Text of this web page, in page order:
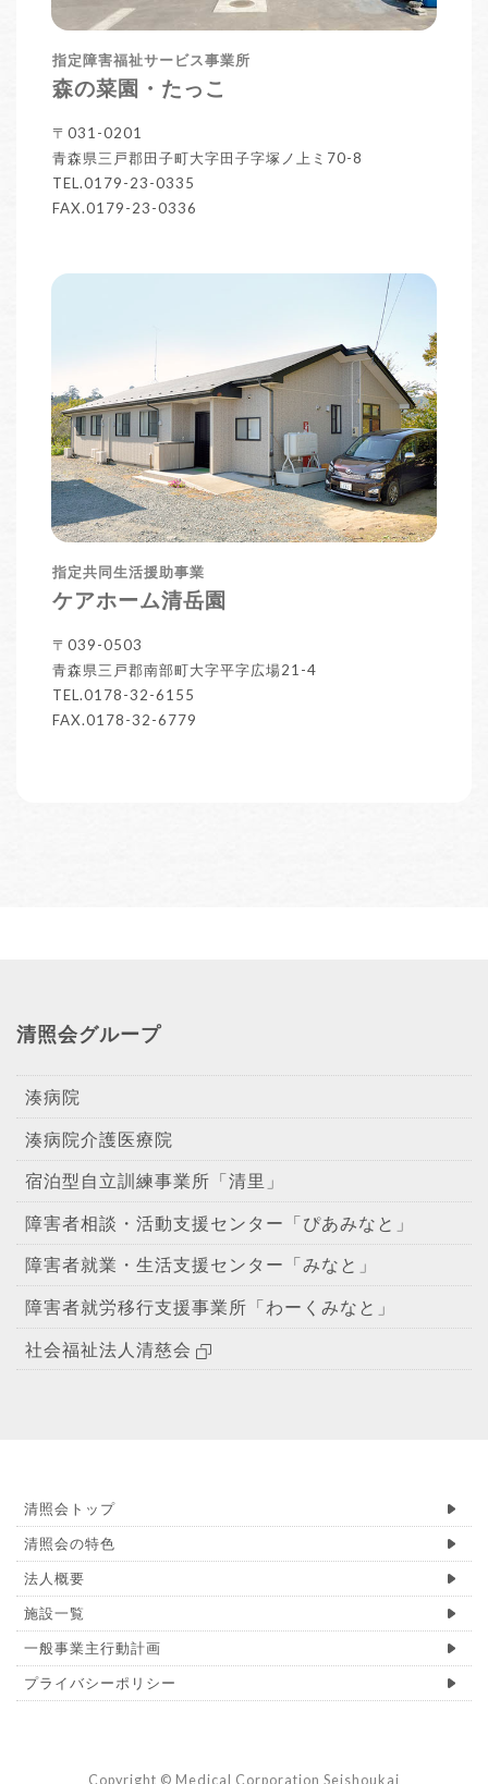
指定障害福祉サービス事業所
森の菜園・たっこ
〒031-0201
青森県三戸郡田子町大字田子字塚ノ上ミ70-8
TEL.0179-23-0335
FAX.0179-23-0336
指定共同生活援助事業
ケアホーム清岳園
〒039-0503
青森県三戸郡南部町大字平字広場21-4
TEL.0178-32-6155
FAX.0178-32-6779
清照会グループ
湊病院
湊病院介護医療院
宿泊型自立訓練事業所「清里」
障害者相談・活動支援センター「ぴあみなと」
障害者就業・生活支援センター「みなと」
障害者就労移行支援事業所「わーくみなと」
社会福祉法人清慈会
清照会トップ
清照会の特色
法人概要
施設一覧
一般事業主行動計画
プライバシーポリシー
Copyright © Medical Corporation Seishoukai